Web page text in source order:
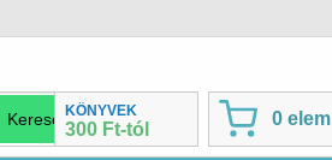
KÖNYVEK
300 Ft-tól
0 elem